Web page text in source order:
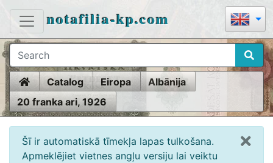
notafilia-kp.com
HomeCatalog Eiropa
Albānija
20 franka ari, 1926
Šī ir automatiskā tīmekļa lapas tulkošana.
Apmeklējiet vietnes angļu versiju lai veiktu